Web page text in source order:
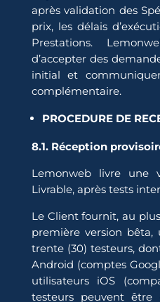
après validation des
prix, les délais
Prestations.
d’accepter des
initial et
complémentaire.
PROCEDURE DE
8.1. Réception
Lemonweb livre une
Livrable, après tests
Le Client fournit, au
première version
trente (30) testeurs,
Android (comptes
utilisateurs iOS
testeurs peuvent être